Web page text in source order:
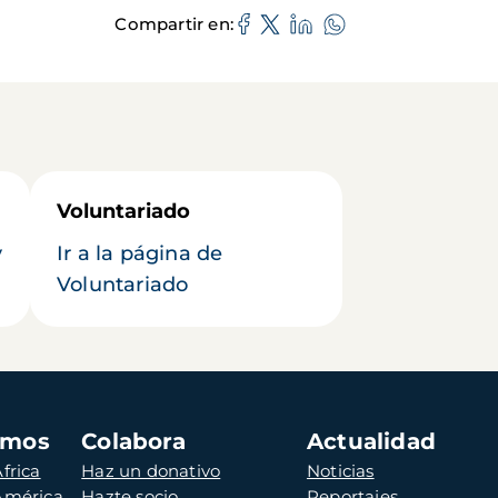
Compartir en
Voluntariado
Ir a la página de
Voluntariado
Colabora
Haz un donativo
Actualidad
Noticias